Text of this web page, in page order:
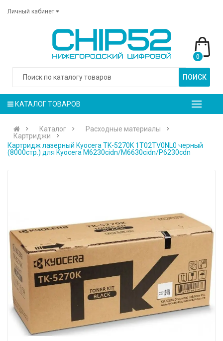
Личный кабинет
ПОИСК
0
КАТАЛОГ ТОВАРОВ
Каталог
Расходные материалы
Картриджи
Картридж лазерный Kyocera TK-5270K 1T02TV0NL0 черный
(8000стр.) для Kyocera M6230cidn/M6630cidn/P6230cdn